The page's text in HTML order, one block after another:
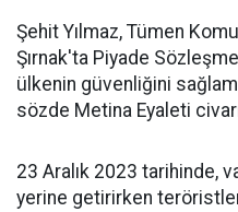
Şehit Yılmaz, Tümen
Şırnak'ta Piyade
ülkenin güvenliğini
sözde Metina Eyaleti
23 Aralık 2023 tarihinde,
yerine getirirken